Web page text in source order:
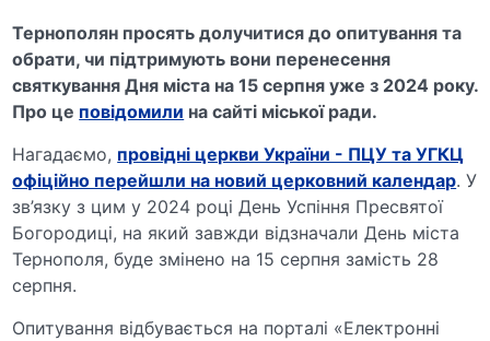
Тернополян просять долучитися до опитування та
обрати, чи підтримують вони перенесення
святкування Дня міста на 15 серпня уже з 2024 року.
Про це повідомили на сайті міської ради.
Нагадаємо, провідні церкви України - ПЦУ та УГКЦ
офіційно перейшли на новий церковний календар. У
зв’язку з цим у 2024 році День Успіння Пресвятої
Богородиці, на який завжди відзначали День міста
Тернополя, буде змінено на 15 серпня замість 28
серпня.
Опитування відбувається на порталі «Електронні